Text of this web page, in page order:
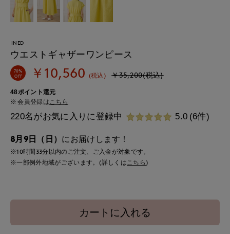
INED
ウエストギャザーワンピース
70%
OFF
￥10,560 (税込) ￥35,200(税込)
48ポイント還元
会員登録は こちら
220名がお気に入りに登録中 5.0 (6件)
8月9日（日） にお届けします！
※10時間33分以内のご注文、ご入金が対象です。
※一部例外地域がございます。(詳しくはこちら )
カートに入れる